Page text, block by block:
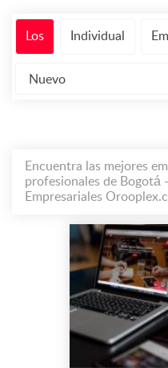
Los Individual
Nuevo
Encuentra las mejores
profesionales de Bogotá
Empresariales